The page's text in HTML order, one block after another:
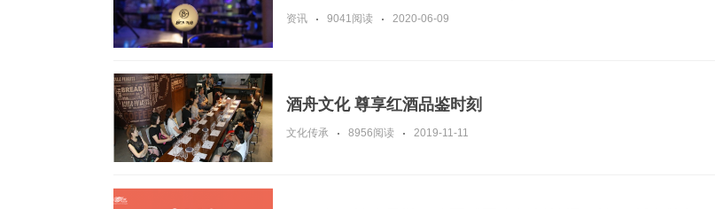
资讯 9041阅读 2020-06-09
酒舟文化 尊享红酒品鉴时刻
文化传承 8956阅读 2019-11-11